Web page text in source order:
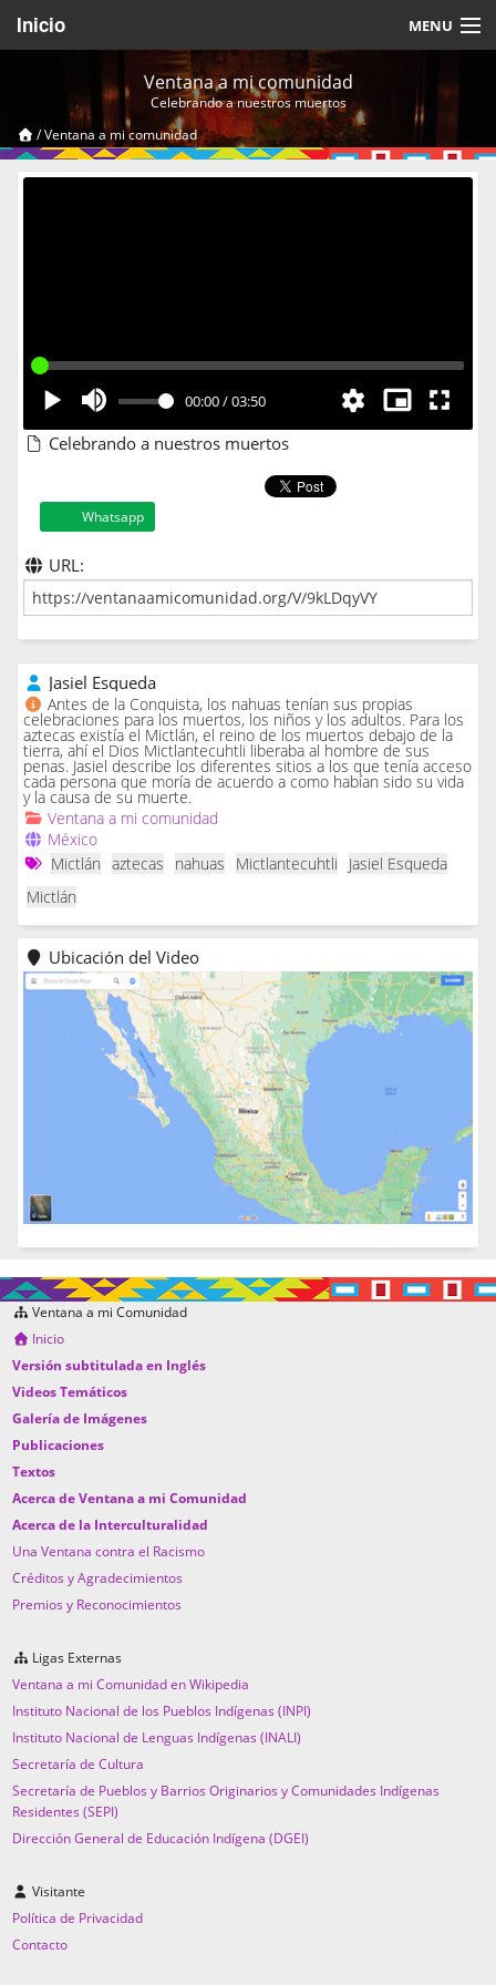
Inicio MENU
Videos Temáticos
Cerrar Sesión
Ventana a mi comunidad
Celebrando a nuestros muertos
/Ventana a mi comunidad
00:00/03:50
Celebrando a nuestros muertos
Whatsapp
URL:
Jasiel Esqueda
Antes de la Conquista, los nahuas tenían sus propias
celebraciones para los muertos, los niños y los adultos. Para los
aztecas existía el Mictlán, el reino de los muertos debajo de la
tierra, ahí el Dios Mictlantecuhtli liberaba al hombre de sus
penas. Jasiel describe los diferentes sitios a los que tenía acceso
cada persona que moría de acuerdo a como habían sido su vida
y la causa de su muerte.
Ventana a mi comunidad
México
Mictlán aztecas nahuas Mictlantecuhtli
Jasiel Esqueda
Mictlán
Ubicación del Video
Ventana a mi Comunidad
Inicio
Versión subtitulada en Inglés
Videos Temáticos
Galería de Imágenes
Publicaciones
Textos
Acerca de Ventana a mi Comunidad
Acerca de la Interculturalidad
Una Ventana contra el Racismo
Créditos y Agradecimientos
Premios y Reconocimientos
Ligas Externas
Ventana a mi Comunidad en Wikipedia
Instituto Nacional de los Pueblos Indígenas (INPI)
Instituto Nacional de Lenguas Indígenas (INALI)
Secretaría de Cultura
Secretaría de Pueblos y Barrios Originarios y Comunidades Indígenas
Residentes (SEPI)
Dirección General de Educación Indígena (DGEI)
Visitante
Política de Privacidad
Contacto